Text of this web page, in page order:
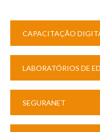
CAPACITAÇÃO
LABORATÓRIOS DE
SEGURANET